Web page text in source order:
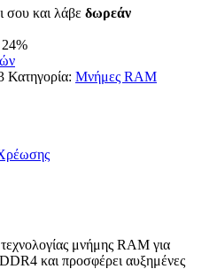
σου και λάβε δωρεάν
Κατηγορία: Μνήμες RAM
μνήμης RAM για
και προσφέρει αυξημένες